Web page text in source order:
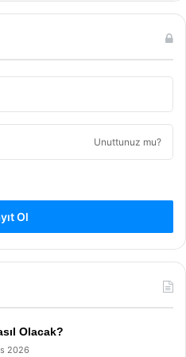
Unuttunuz mu?
Ol
Olacak?
2026